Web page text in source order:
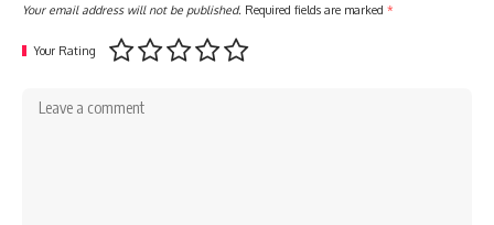
Your email address will not be published. Required fields are marked *
Your Rating